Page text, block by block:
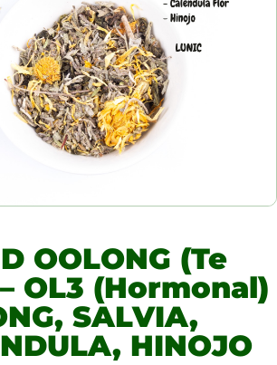
OOLONG (Te
OL3 (Hormonal)
SALVIA,
HINOJO